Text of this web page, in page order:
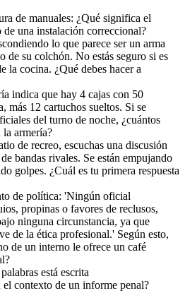
de manuales: ¿Qué significa el
una instalación correccional?
lo que parece ser un arma
de su colchón. No estás seguro si es
la cocina. ¿Qué debes hacer a
indica que hay 4 cajas con 50
más 12 cartuchos sueltos. Si se
del turno de noche, ¿cuántos
la armería?
de recreo, escuchas una discusión
bandas rivales. Se están empujando
golpes. ¿Cuál es tu primera respuesta
de política: 'Ningún oficial
propinas o favores de reclusos,
ninguna circunstancia, ya que
de la ética profesional.' Según esto,
de un interno le ofrece un café
está escrita
contexto de un informe penal?